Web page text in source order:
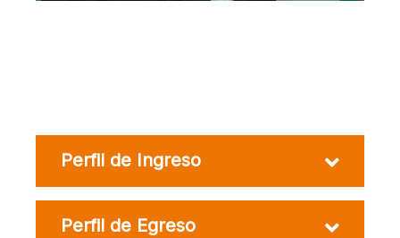
Perfil de Ingreso
Perfil de Egreso